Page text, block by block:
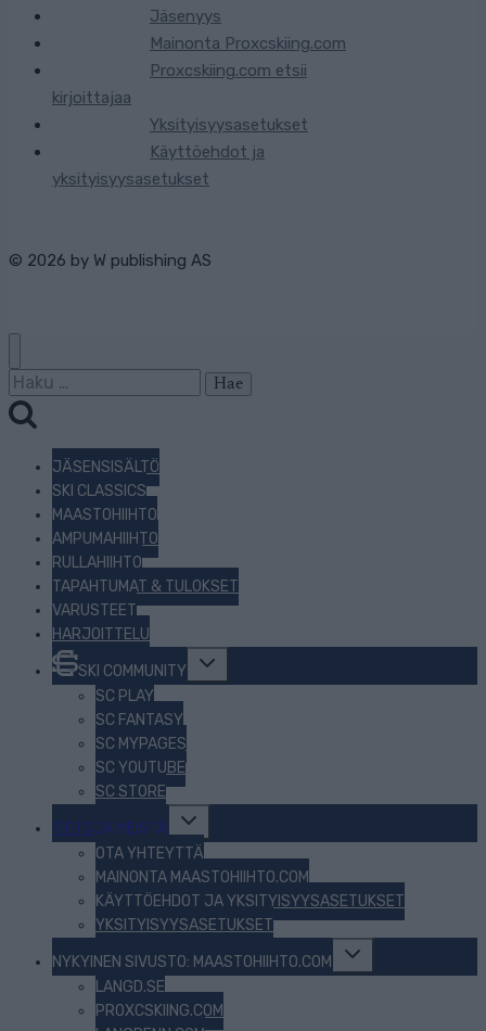
Jäsenyys
Mainonta Proxcskiing.com
Proxcskiing.com etsii
kirjoittajaa
Yksityisyysasetukset
Käyttöehdot ja
yksityisyysasetukset
© 2026 by W publishing AS
Haku:
JÄSENSISÄLTÖ
SKI CLASSICS
MAASTOHIIHTO
AMPUMAHIIHTO
RULLAHIIHTO
TAPAHTUMAT & TULOKSET
VARUSTEET
HARJOITTELU
SKI COMMUNITY
Toggle
child
menu
SC PLAY
SC FANTASY
SC MYPAGES
SC YOUTUBE
SC STORE
TIETOJA MEISTÄ
Toggle
child
menu
OTA YHTEYTTÄ
MAINONTA MAASTOHIIHTO.COM
KÄYTTÖEHDOT JA YKSITYISYYSASETUKSET
YKSITYISYYSASETUKSET
NYKYINEN SIVUSTO: MAASTOHIIHTO.COM
Toggle
child
menu
LANGD.SE
PROXCSKIING.COM